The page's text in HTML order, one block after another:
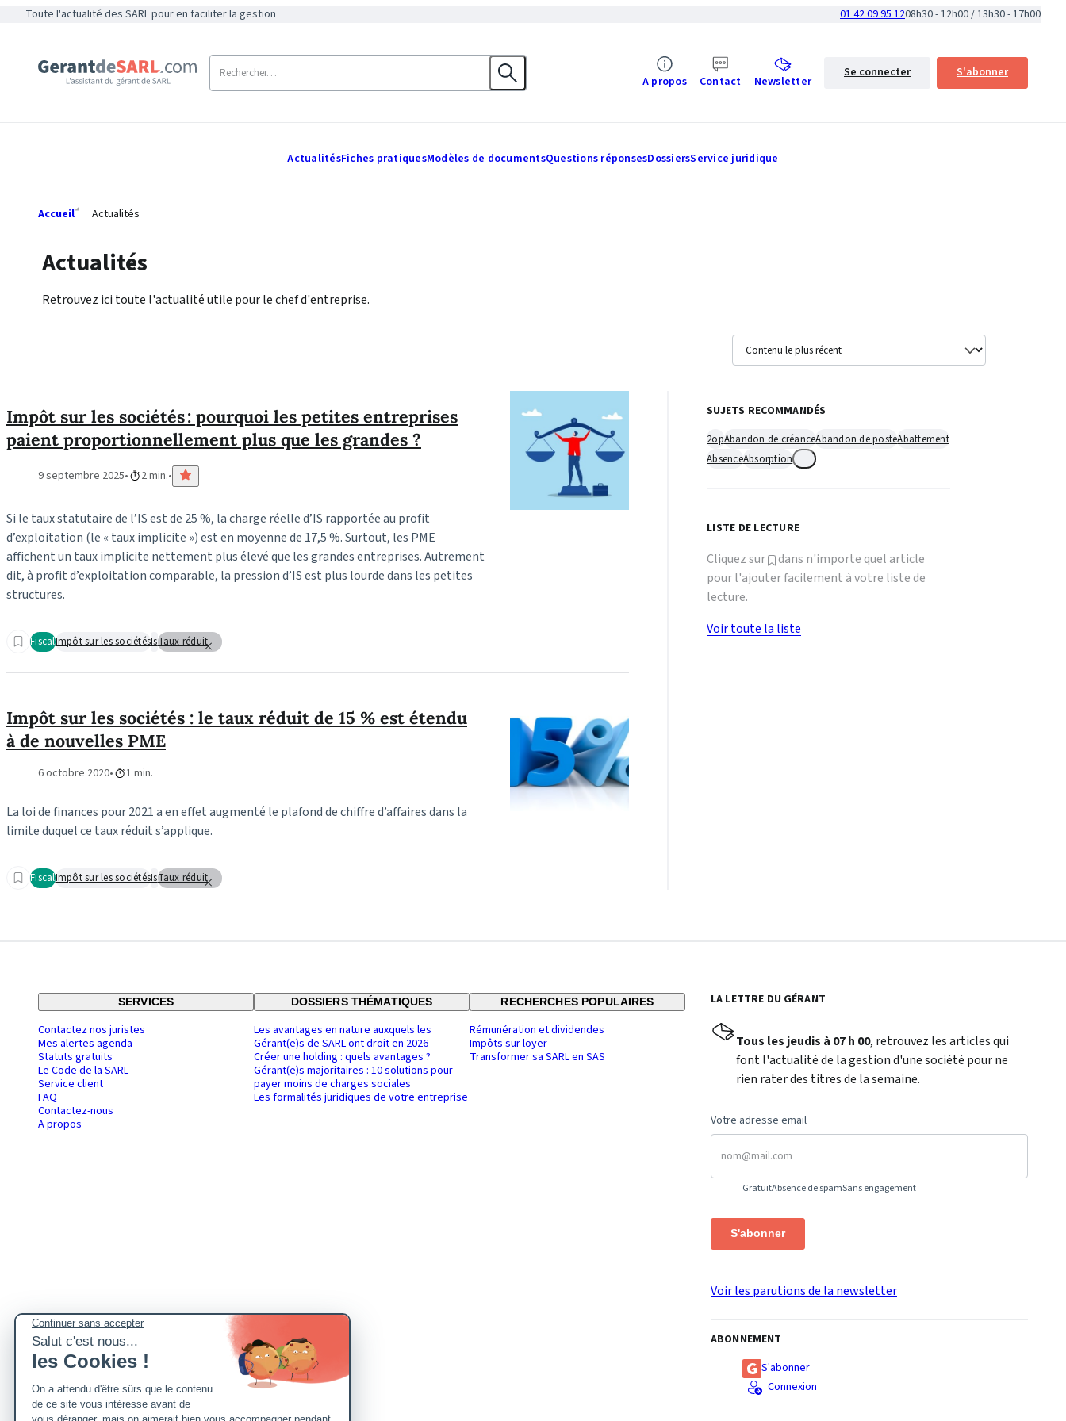
Toute l'actualité des SARL pour en faciliter la gestion 01 42 09 95 1208h30 - 12h00 / 13h30 - 17h00
A propos Contact Newsletter
Se connecter S'abonner
ActualitésFiches pratiquesModèles de documentsQuestions réponsesDossiersService juridique
Accueil Actualités
Actualités
Retrouvez ici toute l'actualité utile pour le chef d'entreprise.
Impôt sur les sociétés : pourquoi les petites entreprises
paient proportionnellement plus que les grandes ?
9 septembre 2025 2 min.
Si le taux statutaire de l’IS est de 25 %, la charge réelle d’IS rapportée au profit
d’exploitation (le « taux implicite ») est en moyenne de 17,5 %. Surtout, les PME
affichent un taux implicite nettement plus élevé que les grandes entreprises. Autrement
dit, à profit d’exploitation comparable, la pression d’IS est plus lourde dans les petites
structures.
FiscalImpôt sur les sociétésIsTaux réduit
Impôt sur les sociétés : le taux réduit de 15 % est étendu
à de nouvelles PME
6 octobre 2020 1 min.
La loi de finances pour 2021 a en effet augmenté le plafond de chiffre d’affaires dans la
limite duquel ce taux réduit s’applique.
FiscalImpôt sur les sociétésIsTaux réduit
SUJETS RECOMMANDÉS
2opAbandon de créanceAbandon de posteAbattement
AbsenceAbsorption
LISTE DE LECTURE
Cliquez sur
dans n'importe quel article
pour l'ajouter facilement à votre liste de
lecture.
Voir toute la liste
SERVICES
Contactez nos juristes
Mes alertes agenda
Statuts gratuits
Le Code de la SARL
Service client
FAQ
Contactez-nous
A propos
DOSSIERS THÉMATIQUES
Les avantages en nature auxquels les
Gérant(e)s de SARL ont droit en 2026
Créer une holding : quels avantages ?
Gérant(e)s majoritaires : 10 solutions pour
payer moins de charges sociales
Les formalités juridiques de votre entreprise
RECHERCHES POPULAIRES
Rémunération et dividendes
Impôts sur loyer
Transformer sa SARL en SAS
LA LETTRE DU GÉRANT
Tous les jeudis à 07 h 00, retrouvez les articles qui
font l'actualité de la gestion d'une société pour ne
rien rater des titres de la semaine.
Votre adresse email
GratuitAbsence de spamSans engagement
S'abonner
Voir les parutions de la newsletter
ABONNEMENT
S'abonner
Connexion